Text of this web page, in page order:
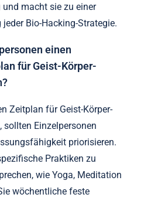
macht sie zu einer
Bio-Hacking-Strategie.
einen
für Geist-Körper-
Zeitplan für Geist-Körper-
sollten Einzelpersonen
priorisieren.
Praktiken zu
wie Yoga, Meditation
wöchentliche feste